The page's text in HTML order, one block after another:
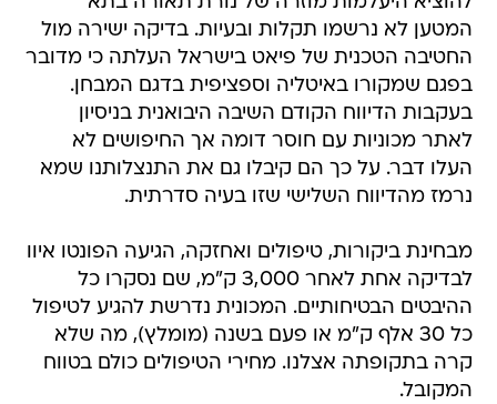
המטען לא נרשמו תקלות ובעיות. בדיקה ישירה מול
החטיבה הטכנית של פיאט בישראל העלתה כי מדובר
בפגם שמקורו באיטליה וספציפית בדגם המבחן.
בעקבות הדיווח הקודם השיבה היבואנית בניסיון
לאתר מכוניות עם חוסר דומה אך החיפושים לא
העלו דבר. על כך הם קיבלו גם את התנצלותנו שמא
נרמז מהדיווח השלישי שזו בעיה סדרתית.
מבחינת ביקורות, טיפולים ואחזקה, הגיעה הפונטו איוו
לבדיקה אחת לאחר 3,000 ק"מ, שם נסקרו כל
ההיבטים הבטיחותיים. המכונית נדרשת להגיע לטיפול
כל 30 אלף ק"מ או פעם בשנה (מומלץ), מה שלא
קרה בתקופתה אצלנו. מחירי הטיפולים כולם בטווח
המקובל.